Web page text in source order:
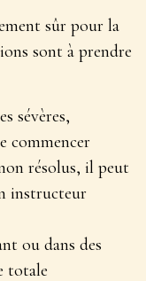
sûr pour la
sont à prendre
sévères,
commencer
résolus, il peut
instructeur
ou dans des
totale